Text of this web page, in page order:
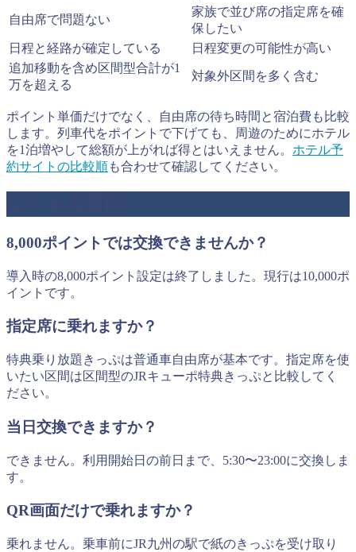
自由席で問題ない
家族で並び席の指定席を確
保したい
日程と経路が確定している
日程変更の可能性が高い
追加移動を含め区間型合計が1
万を超える
対象外区間を多く含む
ポイント単価だけでなく、自由席の待ち時間と宿泊費も比較
します。列車代をポイントで下げても、周遊のためにホテル
を1泊増やして総額が上がれば得とはいえません。 ホテル予
約サイトの比較順も合わせて確認してください。
8,000ポイントでは交換できませんか？
導入時の8,000ポイント設定は終了しました。現行は10,000ポ
イントです。
指定席に乗れますか？
特典乗り放題きっぷは普通車自由席が基本です。指定席を使
いたい区間は区間型のJRキューポ特典きっぷと比較してく
ださい。
当日交換できますか？
できません。利用開始日の前日まで、5:30〜23:00に交換しま
す。
QR画面だけで乗れますか？
乗れません。乗車前にJR九州の駅で紙のきっぷを受け取り